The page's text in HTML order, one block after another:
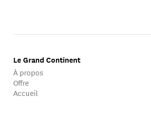
Le Grand Continent
À propos
Offre
Accueil